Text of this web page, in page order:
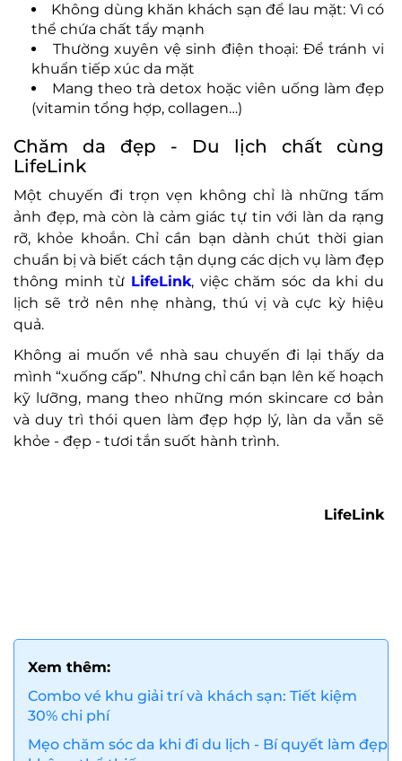
Không dùng khăn khách sạn để lau mặt: Vì có
thể chứa chất tẩy mạnh
Thường xuyên vệ sinh điện thoại: Để tránh vi
khuẩn tiếp xúc da mặt
Mang theo trà detox hoặc viên uống làm đẹp
(vitamin tổng hợp, collagen…)
Chăm da đẹp - Du lịch chất cùng
LifeLink
Một chuyến đi trọn vẹn không chỉ là những tấm
ảnh đẹp, mà còn là cảm giác tự tin với làn da rạng
rỡ, khỏe khoắn. Chỉ cần bạn dành chút thời gian
chuẩn bị và biết cách tận dụng các dịch vụ làm đẹp
thông minh từ LifeLink, việc chăm sóc da khi du
lịch sẽ trở nên nhẹ nhàng, thú vị và cực kỳ hiệu
quả.
Không ai muốn về nhà sau chuyến đi lại thấy da
mình “xuống cấp”. Nhưng chỉ cần bạn lên kế hoạch
kỹ lưỡng, mang theo những món skincare cơ bản
và duy trì thói quen làm đẹp hợp lý, làn da vẫn sẽ
khỏe - đẹp - tươi tắn suốt hành trình.
LifeLink
Xem thêm:
Combo vé khu giải trí và khách sạn: Tiết kiệm
30% chi phí
Mẹo chăm sóc da khi đi du lịch - Bí quyết làm đẹp